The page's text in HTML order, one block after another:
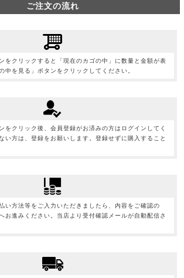
ご注文の流れ
をクリックすると「現在のカゴの中」に数量と金額が表
中を見る」ボタンをクリックしてください。
をクリック後、会員登録がお済みの方はログインしてく
い方は、登録をお願いします。登録せずに購入すること
い方法等をご入力いただきましたら、内容をご確認の
お進みください。当店より受付確認メールが自動配信さ